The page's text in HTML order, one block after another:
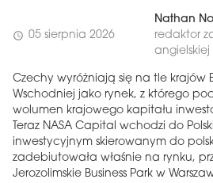
schedule 05 sierpnia 2026
Nathan
redaktor
angielskiej
Czechy wyróżniają się na tle krajów
Wschodniej jako rynek, z którego
wolumen krajowego kapitału
Teraz NASA Capital wchodzi do
inwestycyjnym skierowanym do
zadebiutowała właśnie na rynku,
Jerozolimskie Business Park w